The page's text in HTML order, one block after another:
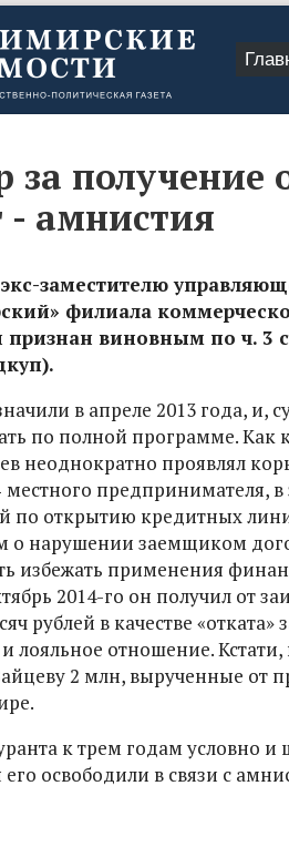
за получение
- амнистия
заместителю
филиала
признан виновным по ч. 3
в апреле 2013 года, и,
по полной программе. Как
неоднократно проявлял
местного предпринимателя, в
по открытию кредитных
нарушении заемщиком
избежать применения
2014-го он получил от
рублей в качестве «отката»
лояльное отношение.
2 млн, вырученные от
к трем годам условно и
освободили в связи с